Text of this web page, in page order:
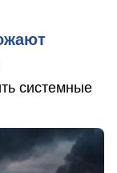
системные